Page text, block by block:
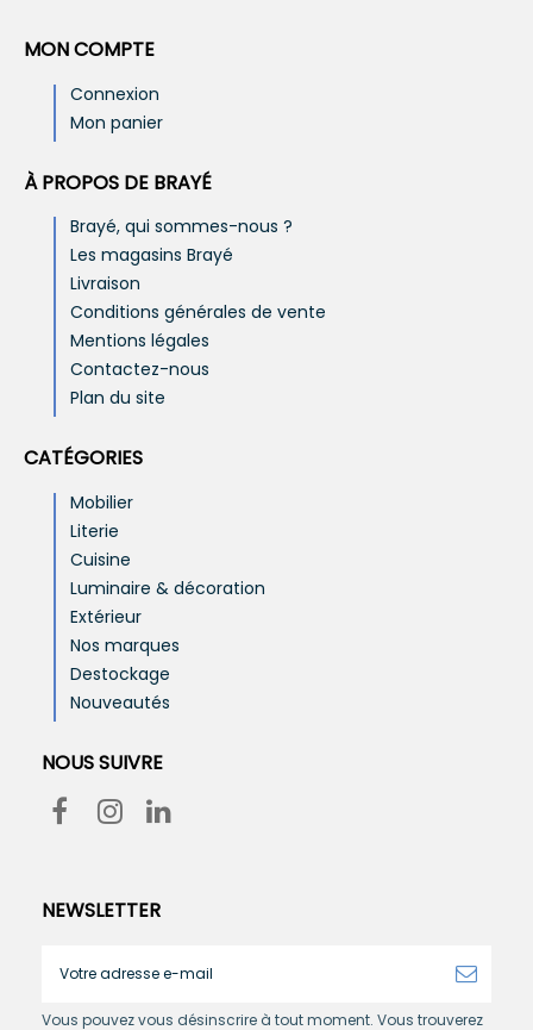
MON COMPTE
Connexion
Mon panier
À PROPOS DE BRAYÉ
Brayé, qui sommes-nous ?
Les magasins Brayé
Livraison
Conditions générales de vente
Mentions légales
Contactez-nous
Plan du site
CATÉGORIES
Mobilier
Literie
Cuisine
Luminaire & décoration
Extérieur
Nos marques
Destockage
Nouveautés
NOUS SUIVRE
NEWSLETTER
Vous pouvez vous désinscrire à tout moment. Vous trouverez